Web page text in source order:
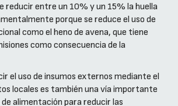
reducir entre un 10% y un 15% la huella
porque se reduce el uso de
como el heno de avena, que tiene
como consecuencia de la
el uso de insumos externos mediante el
locales es también una vía importante
alimentación para reducir las